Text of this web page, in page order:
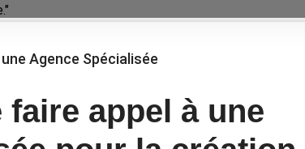
Agence Spécialisée
faire appel à une